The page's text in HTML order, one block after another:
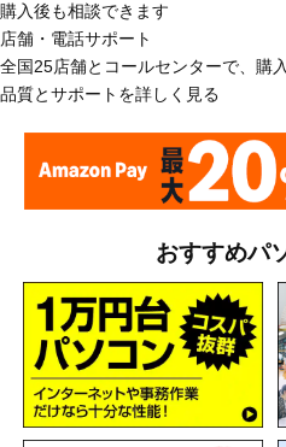
購入後も相談できます
店舗・電話サポート
全国25店舗とコールセンターで、購
品質とサポートを詳しく見る
おすすめパ